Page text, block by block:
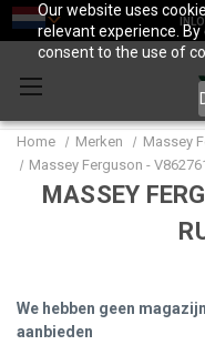
Our website uses
relevant experience.
consent to the use of
Home Merken
Massey
Massey Ferguson -
MASSEY
We hebben geen
aanbieden